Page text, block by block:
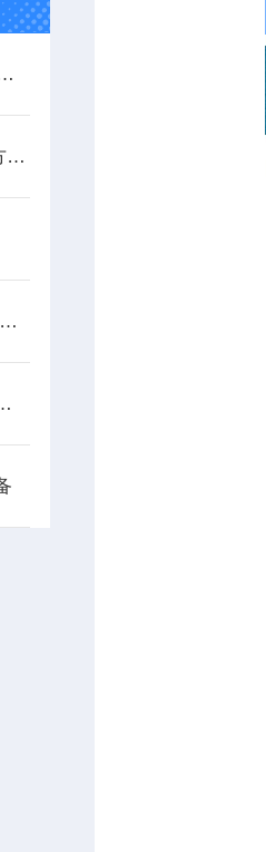
仪：薄膜厚度均匀性探索
GB/T 6672薄膜测厚仪：试验方法与仪器介绍
薄膜测厚仪的详细介绍 技术操作说明
实现现精准测试？